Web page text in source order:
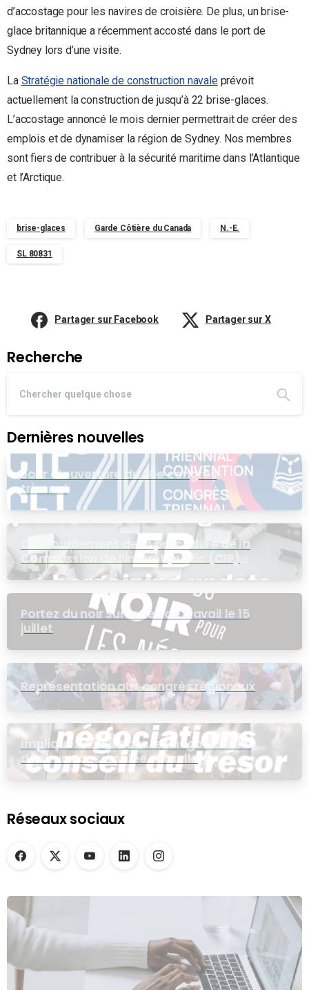
d’accostage pour les navires de croisière. De plus, un brise-
glace britannique a récemment accosté dans le port de
Sydney lors d’une visite.
La Stratégie nationale de construction navaleprévoit
actuellement la construction de jusqu’à 22 brise-glaces.
L’accostage annoncé le mois dernier permettrait de créer des
emplois et de dynamiser la région de Sydney. Nos membres
sont fiers de contribuer à la sécurité maritime dans l’Atlantique
et l’Arctique.
brise-glaces Garde Côtière du Canada N.-E.
SL 80831
Partager sur Facebook Partager sur X
Recherche
Dernières nouvelles
Jour d’ouverture du 20e congrès
triennal
Contournement de la procédure de la
Commission de l’intérêt public (CIP)
pour le groupe EB
Portez du noir sur le lieu de travail le 15
juillet
Représentation aux congrès régionaux
Impliquez-vous dans les négociations
dans une assemblée virtuelle
Réseaux sociaux